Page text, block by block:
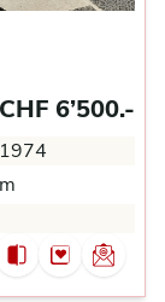
CHF 6’500.-